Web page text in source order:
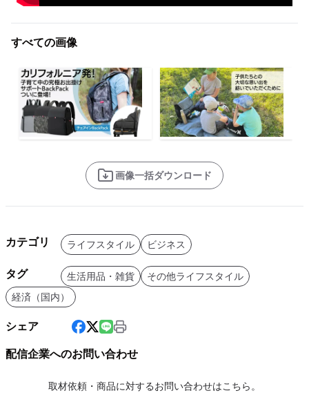
すべての画像
画像一括ダウンロード
カテゴリ ライフスタイル ビジネス
タグ 生活用品・雑貨
その他ライフスタイル
経済（国内）
シェア
配信企業へのお問い合わせ
取材依頼・商品に対するお問い合わせはこちら。